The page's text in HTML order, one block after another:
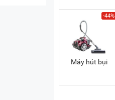
-44%
Máy hút bụi